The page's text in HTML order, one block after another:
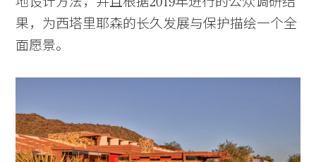
果，为西塔里耶森的长久发展与保护描绘一个全
面愿景。